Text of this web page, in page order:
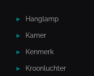
Hanglamp
Kamer
Kenmerk
Kroonluchter